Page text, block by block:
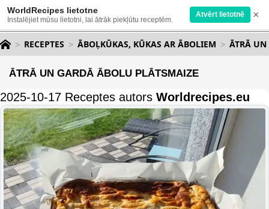
WorldRecipes lietotne
Instalējiet mūsu lietotni, lai ātrāk piekļūtu receptēm.
Atvērt lietotnē ×
RECEPTES ĀBOĻKŪKAS, KŪKAS AR ĀBOLIEM ĀTRĀ UN
ĀTRĀ UN GARDĀ ĀBOLU PLĀTSMAIZE
2025-10-17 Receptes autors Worldrecipes.eu